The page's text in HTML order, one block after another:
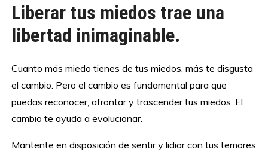
Liberar tus miedos trae una
libertad inimaginable.
Cuanto más miedo tienes de tus miedos, más te disgusta
el cambio. Pero el cambio es fundamental para que
puedas reconocer, afrontar y trascender tus miedos. El
cambio te ayuda a evolucionar.
Mantente en disposición de sentir y lidiar con tus temores